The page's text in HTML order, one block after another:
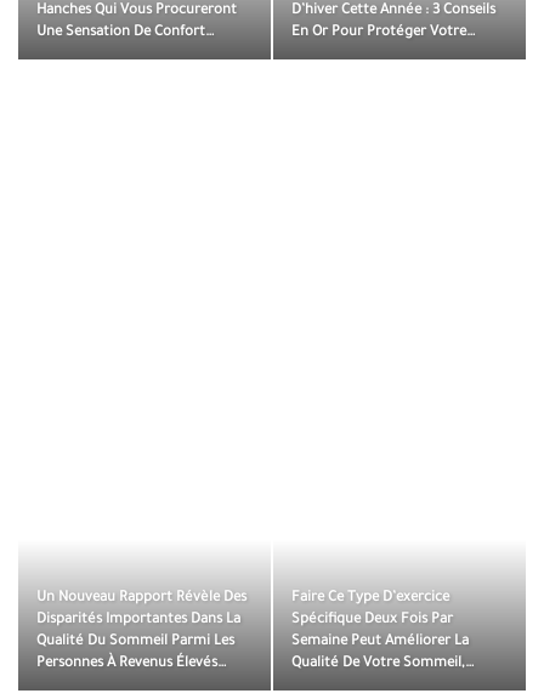
Hanches Qui Vous Procureront
Une Sensation De Confort…
D’hiver Cette Année : 3 Conseils
En Or Pour Protéger Votre…
Un Nouveau Rapport Révèle Des
Disparités Importantes Dans La
Qualité Du Sommeil Parmi Les
Personnes À Revenus Élevés…
Faire Ce Type D’exercice
Spécifique Deux Fois Par
Semaine Peut Améliorer La
Qualité De Votre Sommeil,…